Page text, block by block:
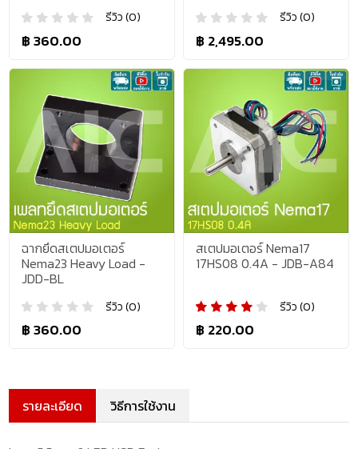
รีวิว (0)
฿ 360.00
รีวิว (0)
฿ 2,495.00
ฉากยึดสเตปมอเตอร์
Nema23 Heavy Load -
JDD-BL
รีวิว (0)
฿ 360.00
สเตปมอเตอร์ Nema17
17HS08 0.4A - JDB-A84
รีวิว (0)
฿ 220.00
รายละเอียด วิธีการใช้งาน